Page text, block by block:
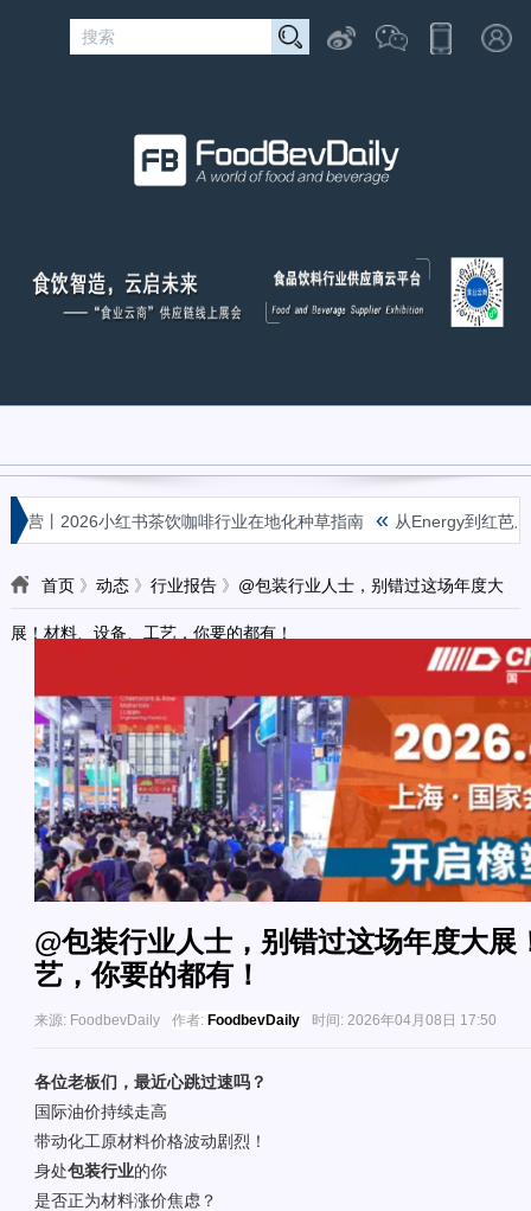
红书茶饮咖啡行业在地化种草指南 « 从Energy到红芭乐，康师傅冰红
首页》 动态》 行业报告》 @包装行业人士，别错过这场年度大
展！材料、设备、工艺，你要的都有！
@包装行业人士，别错过这场年度大展
艺，你要的都有！
来源: FoodbevDaily 作者: FoodbevDaily 时间: 2026年04月08日 17:50
各位老板们，最近心跳过速吗？
国际油价持续走高
带动化工原材料价格波动剧烈！
身处包装行业的你
是否正为材料涨价焦虑？